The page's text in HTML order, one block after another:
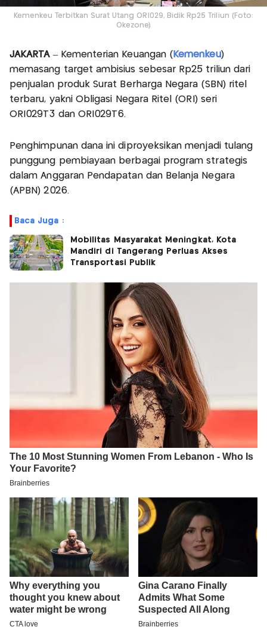
Kemenkeu Terbitkan Surat Utang ORI029, Bidik Rp25 Triliun (Foto:
Okezone)
JAKARTA– Kementerian Keuangan ( Kemenkeu)
memasang target ambisius sebesar Rp25 triliun dari
penjualan produk Surat Berharga Negara (SBN) ritel
terbaru, yakni Obligasi Negara Ritel (ORI) seri
ORI029T3 dan ORI029T6.
Penghimpunan dana ini diproyeksikan menjadi tulang
punggung pembiayaan berbagai program strategis
dalam Anggaran Pendapatan dan Belanja Negara
(APBN) 2026.
Baca Juga :
Mobilitas Masyarakat Meningkat, Kota
Mandiri di Tangerang Perluas Akses
Transportasi Publik